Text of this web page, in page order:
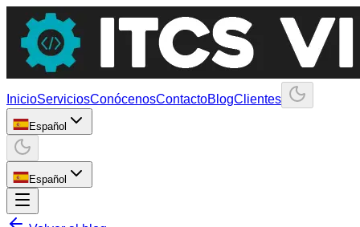
InicioServiciosConócenosContactoBlogClientes
Español
Español